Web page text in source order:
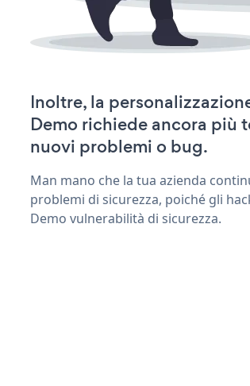
Inoltre, la
Demo richiede ancora più
nuovi problemi o bug.
Man mano che la tua azienda
problemi di sicurezza, poiché gli
Demo vulnerabilità di sicurezza.